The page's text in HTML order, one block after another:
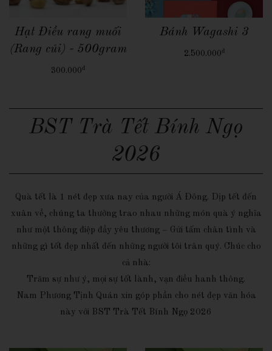
Quick View
Bánh Wagashi 2
1.380.000 đ
Quick View
Bánh Wagashi 1
1.600.000 đ
BST Trà Tết Bính Ngọ
2026
Quà tết là 1 nét đẹp xưa nay của người Á Đông. Dịp tết đến
xuân về, chúng ta thường trao nhau những món quà ý nghĩa
như một thông điệp đầy yêu thương – Gửi tấm chân tình và
những gì tốt đẹp nhất đến những người tôi trân quý. Chúc cho
cả nhà:
Trăm sự như ý, mọi sự tốt lành, vạn điều hanh thông.
Nam Phương Tịnh Quán xin góp phần cho nét đẹp văn hóa
này với BST Trà Tết Bính Ngọ 2026